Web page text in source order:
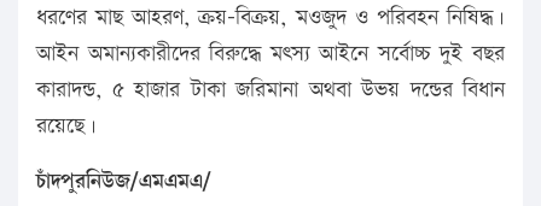
ধরণের মাছ আহরণ, ক্রয়-বিক্রয়, মওজুদ ও পরিবহন নিষিদ্ধ।
আইন অমান্যকারীদের বিরুদ্ধে মৎস্য আইনে সর্বোচ্চ দুই বছর
কারাদন্ড, ৫ হাজার টাকা জরিমানা অথবা উভয় দন্ডের বিধান
রয়েছে।
চাঁদপুরনিউজ/এমএমএ/